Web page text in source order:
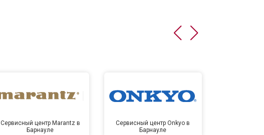
Сервисный центр Marantz в
Барнауле
Сервисный центр Onkyo в
Барнауле